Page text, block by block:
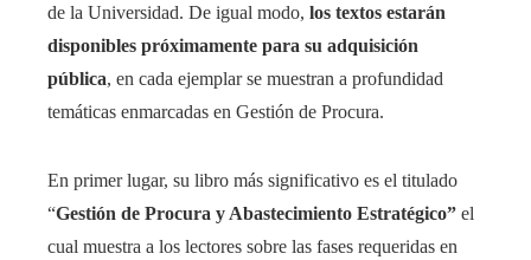
de la Universidad. De igual modo, los textos estarán
disponibles próximamente para su adquisición
pública, en cada ejemplar se muestran a profundidad
temáticas enmarcadas en Gestión de Procura.
En primer lugar, su libro más significativo es el titulado
“Gestión de Procura y Abastecimiento Estratégico” el
cual muestra a los lectores sobre las fases requeridas en